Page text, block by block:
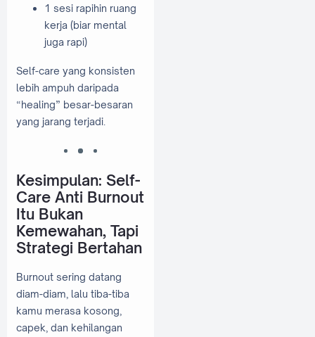
1 sesi rapihin ruang
kerja (biar mental
juga rapi)
Self-care yang konsisten
lebih ampuh daripada
“healing” besar-besaran
yang jarang terjadi.
Kesimpulan: Self-
Care Anti Burnout
Itu Bukan
Kemewahan, Tapi
Strategi Bertahan
Burnout sering datang
diam-diam, lalu tiba-tiba
kamu merasa kosong,
capek, dan kehilangan